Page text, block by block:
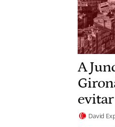
A
evitar
David